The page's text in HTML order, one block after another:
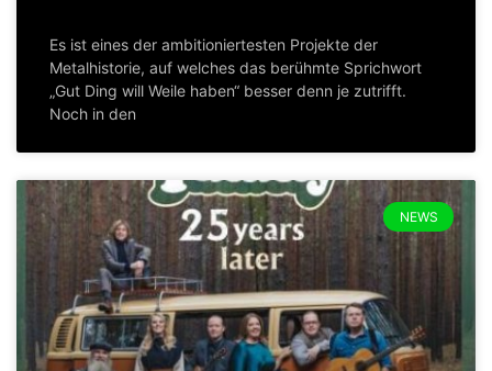
Es ist eines der ambitioniertesten Projekte der
Metalhistorie, auf welches das berühmte Sprichwort
„Gut Ding will Weile haben“ besser denn je zutrifft.
Noch in den
NEWS